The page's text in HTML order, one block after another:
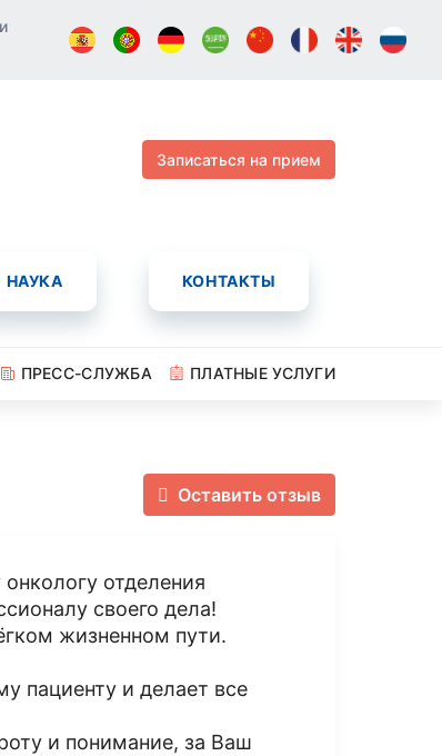
Записаться на прием
НАУКА КОНТАКТЫ
ПРЕСС-СЛУЖБА
ПЛАТНЫЕ УСЛУГИ
Оставить отзыв
отделения
своего дела!
жизненном пути.
пациенту и делает все
и понимание, за Ваш